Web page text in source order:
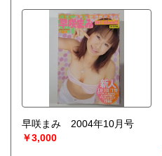
早咲まみ 2004年10月号
￥3,000